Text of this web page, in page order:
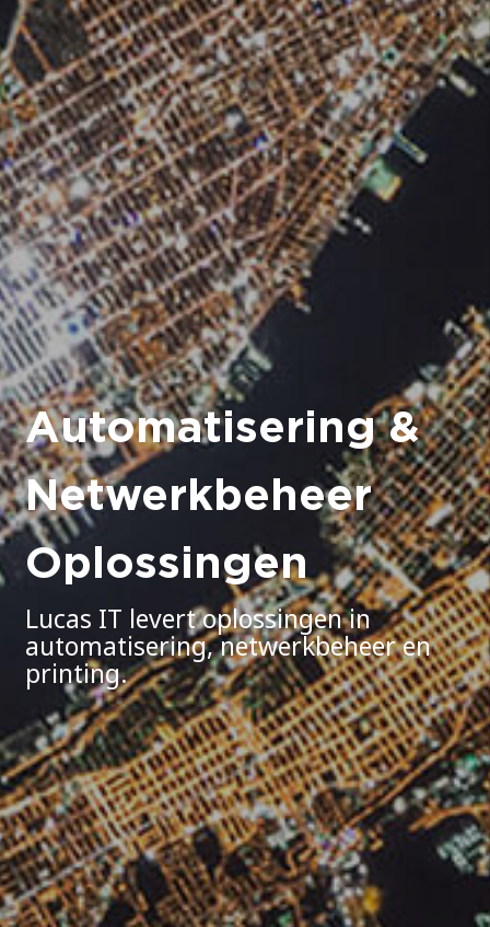
Automatisering &
Netwerkbeheer
Oplossingen
Lucas IT levert oplossingen in
automatisering, netwerkbeheer en
printing.